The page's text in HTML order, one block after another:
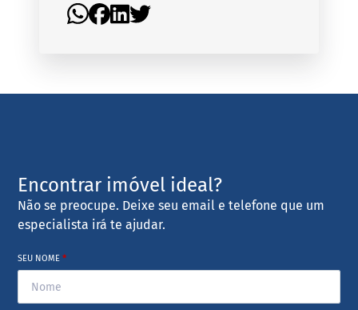
Encontrar imóvel ideal?
Não se preocupe. Deixe seu email e telefone que um
especialista irá te ajudar.
SEU NOME*